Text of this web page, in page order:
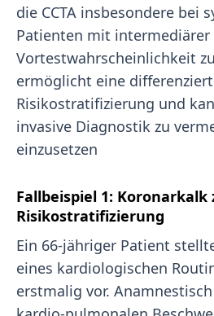
die CCTA insbesondere bei
Patienten mit intermediärer
Vortestwahrscheinlichkeit
ermöglicht eine
Risikostratifizierung und
invasive Diagnostik zu
einzusetzen
Fallbeispiel 1:
Risikostratifizierung
Ein 66-jähriger Patient
eines kardiologischen
erstmalig vor.